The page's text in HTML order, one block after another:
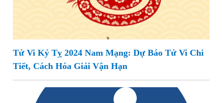
Tử Vi Kỷ Tỵ 2024 Nam Mạng: Dự Báo Tử Vi Chi
Tiết, Cách Hóa Giải Vận Hạn